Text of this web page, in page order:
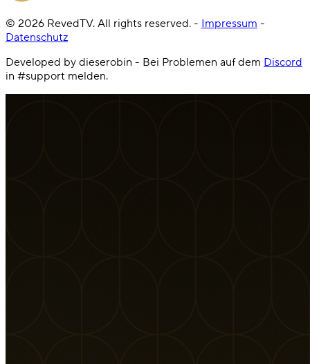
© 2026 RevedTV. All rights reserved. - Impressum -
Datenschutz
Developed by dieserobin - Bei Problemen auf dem Discord
in #support melden.